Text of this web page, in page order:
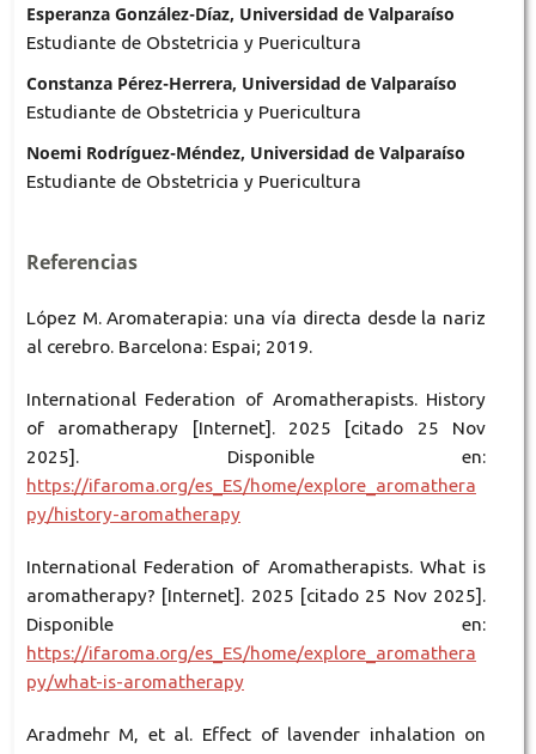
Esperanza González-Díaz, Universidad de Valparaíso
Estudiante de Obstetricia y Puericultura
Constanza Pérez-Herrera, Universidad de Valparaíso
Estudiante de Obstetricia y Puericultura
Noemi Rodríguez-Méndez, Universidad de Valparaíso
Estudiante de Obstetricia y Puericultura
Referencias
López M. Aromaterapia: una vía directa desde la nariz
al cerebro. Barcelona: Espai; 2019.
International Federation of Aromatherapists. History
of aromatherapy [Internet]. 2025 [citado 25 Nov
2025]. Disponible en:
https://ifaroma.org/es_ES/home/explore_aromathera
py/history-aromatherapy
International Federation of Aromatherapists. What is
aromatherapy? [Internet]. 2025 [citado 25 Nov 2025].
Disponible en:
https://ifaroma.org/es_ES/home/explore_aromathera
py/what-is-aromatherapy
Aradmehr M, et al. Effect of lavender inhalation on